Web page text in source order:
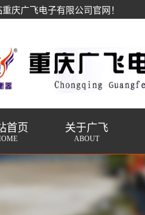
庆广飞电子有限公司官网！
首页 关于广飞
ABOUT